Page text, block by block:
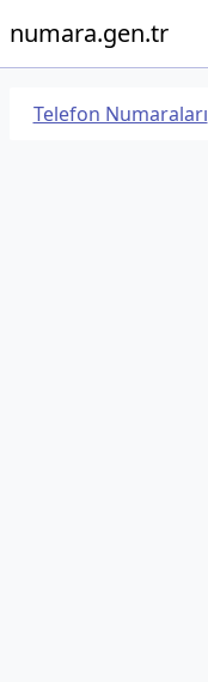
numara.gen.tr
Telefon Numaraları